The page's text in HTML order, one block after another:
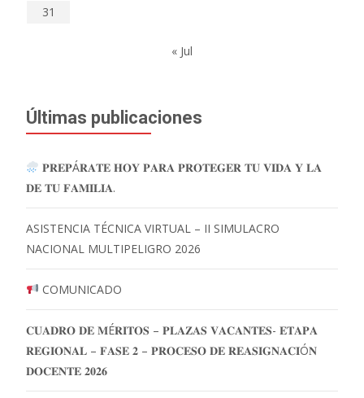
31
« Jul
Últimas publicaciones
𝐏𝐑𝐄𝐏Á𝐑𝐀𝐓𝐄 𝐇𝐎𝐘 𝐏𝐀𝐑𝐀 𝐏𝐑𝐎𝐓𝐄𝐆𝐄𝐑 𝐓𝐔 𝐕𝐈𝐃𝐀 𝐘 𝐋𝐀
𝐃𝐄 𝐓𝐔 𝐅𝐀𝐌𝐈𝐋𝐈𝐀.
ASISTENCIA TÉCNICA VIRTUAL – II SIMULACRO
NACIONAL MULTIPELIGRO 2026
COMUNICADO
𝐂𝐔𝐀𝐃𝐑𝐎 𝐃𝐄 𝐌É𝐑𝐈𝐓𝐎𝐒 – 𝐏𝐋𝐀𝐙𝐀𝐒 𝐕𝐀𝐂𝐀𝐍𝐓𝐄𝐒- 𝐄𝐓𝐀𝐏𝐀
𝐑𝐄𝐆𝐈𝐎𝐍𝐀𝐋 – 𝐅𝐀𝐒𝐄 𝟐 – 𝐏𝐑𝐎𝐂𝐄𝐒𝐎 𝐃𝐄 𝐑𝐄𝐀𝐒𝐈𝐆𝐍𝐀𝐂𝐈Ó𝐍
𝐃𝐎𝐂𝐄𝐍𝐓𝐄 𝟐𝟎𝟐𝟔